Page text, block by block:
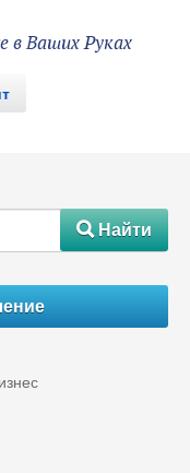
в Ваших Руках
#Найти